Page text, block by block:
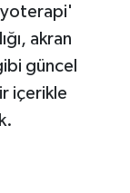
akran
güncel
içerikle